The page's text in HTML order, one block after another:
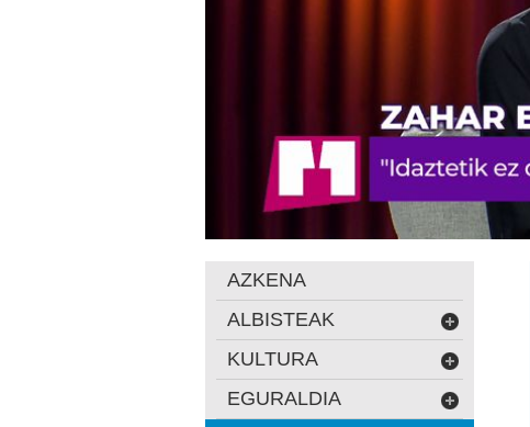
AZKENA
ALBISTEAK
KULTURA
EGURALDIA